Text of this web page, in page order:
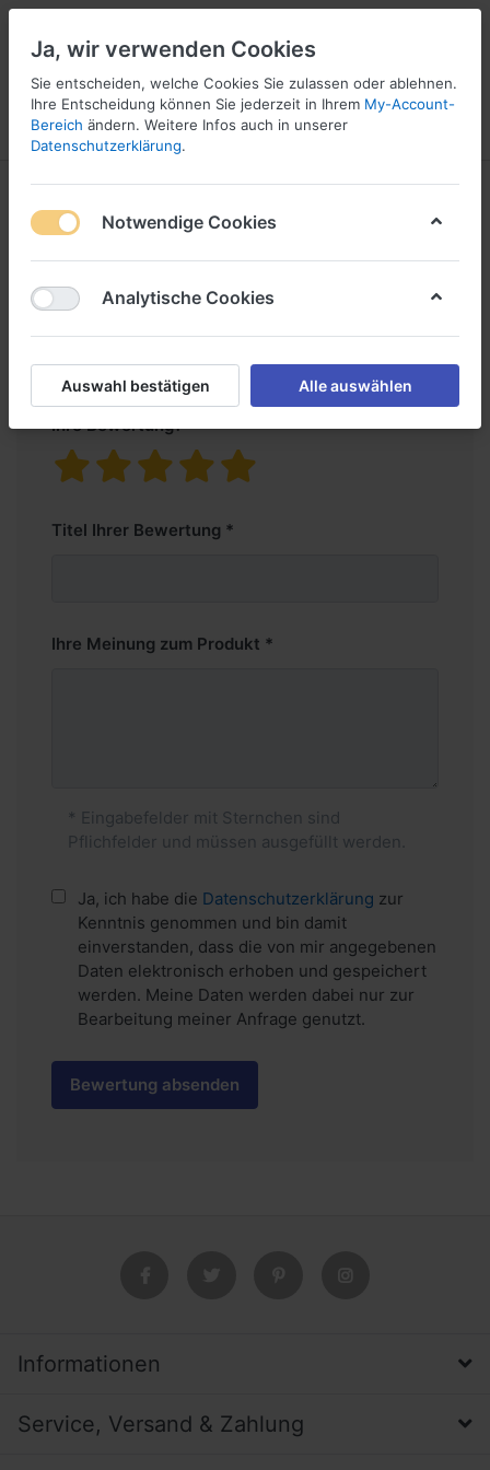
Menü Anmelden Vergleichen Wunschliste
für
Nur registrierte Benutzer können eine
Ihre Bewertung?
Titel Ihrer Bewertung
Ihre Meinung zum Produkt
* Eingabefelder mit Sternchen sind
Pflichfelder und müssen ausgefüllt werden.
Ja, ich habe die Datenschutzerklärung zur
Kenntnis genommen und bin damit
einverstanden, dass die von mir angegebenen
Daten elektronisch erhoben und gespeichert
werden. Meine Daten werden dabei nur zur
Bearbeitung meiner Anfrage genutzt.
Bewertung absenden
Informationen
Service, Versand & Zahlung
Ja, wir verwenden Cookies
Sie entscheiden, welche Cookies Sie zulassen oder ablehnen.
Ihre Entscheidung können Sie jederzeit in Ihrem My-Account-
Bereich ändern. Weitere Infos auch in unserer
Datenschutzerklärung.
Notwendige Cookies
Analytische Cookies
Auswahl bestätigen Alle auswählen